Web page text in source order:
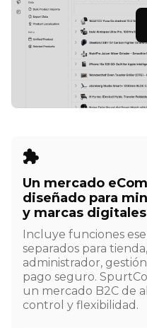
Un mercado
diseñado para
y marcas digitales
Incluye funciones
separados para
administrador,
pago seguro.
un mercado B2C de
control y flexibilidad.